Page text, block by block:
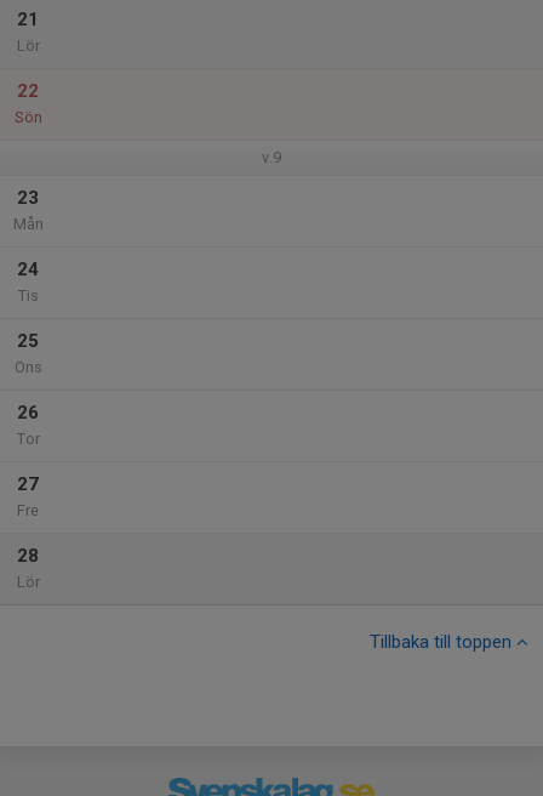
21
Lör
22
Sön
v.9
23
Mån
24
Tis
25
Ons
26
Tor
27
Fre
28
Lör
Tillbaka till toppen